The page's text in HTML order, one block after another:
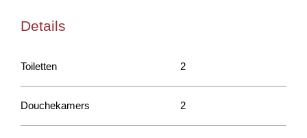
Details
Toiletten 2
Douchekamers 2